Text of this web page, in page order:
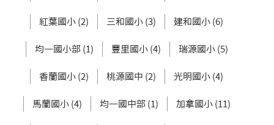
紅葉國小 (2) 三和國小 (3) 建和國小 (6)
均一國小部 (1) 豐里國小 (4) 瑞源國小 (5)
香蘭國小 (2) 桃源國中 (2) 光明國小 (4)
馬蘭國小 (4) 均一國中部 (1) 加拿國小 (11)